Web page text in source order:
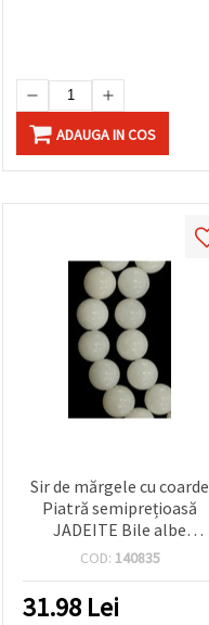
ADAUGA IN COS
Sir de mărgele cu coarde
Piatră semiprețioasă
JADEITE Bile albe
naturale 12mm ~ 32
COD: 140835
31.98 Lei